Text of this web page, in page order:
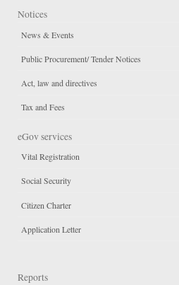
Notices
News & Events
Public Procurement/ Tender Notices
Act, law and directives
Tax and Fees
eGov services
Vital Registration
Social Security
Citizen Charter
Application Letter
Reports